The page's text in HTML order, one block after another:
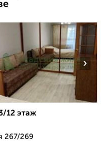
›
12 этаж
267/269